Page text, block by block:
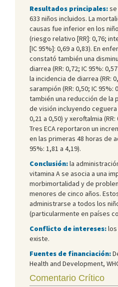
Resultados principales:se
633 niños incluidos. La
causas fue inferior en los
(riesgo relativo [RR]: 0,76;
[IC 95%]: 0,69 a 0,83). En
constató también una
diarrea (RR: 0,72; IC 95%:
la incidencia de diarrea (RR:
sarampión (RR: 0,50; IC 95%:
también una reducción de la
de visión incluyendo ceguera
0,21 a 0,50) y xeroftalmia (RR:
Tres ECA reportaron un
en las primeras 48 horas de
95%: 1,81 a 4,19).
Conclusión:la
vitamina A se asocia a una
morbimortalidad y de
menores de cinco años.
administrarse a todos los
(particularmente en países
Conflicto de intereses:
existe.
Fuentes de financiación:
Health and Development,
Comentario Crítico